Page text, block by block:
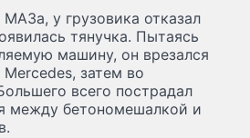
у грузовика отказал
тянучка. Пытаясь
машину, он врезался
затем во
всего пострадал
между бетономешалкой и